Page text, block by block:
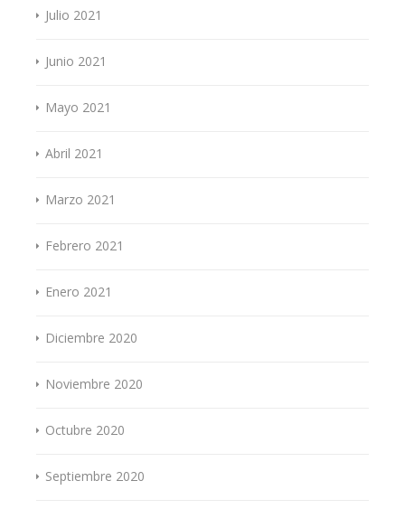
Julio 2021
Junio 2021
Mayo 2021
Abril 2021
Marzo 2021
Febrero 2021
Enero 2021
Diciembre 2020
Noviembre 2020
Octubre 2020
Septiembre 2020